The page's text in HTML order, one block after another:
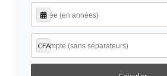
CFA